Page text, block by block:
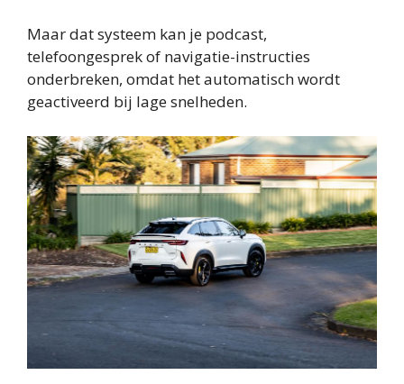
Maar dat systeem kan je podcast,
telefoongesprek of navigatie-instructies
onderbreken, omdat het automatisch wordt
geactiveerd bij lage snelheden.